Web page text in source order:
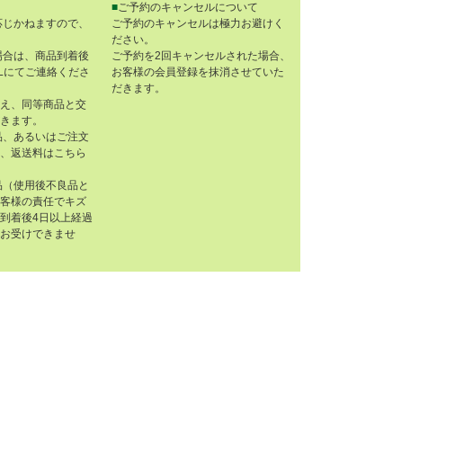
かねますので、
合は、商品到着後
てご連絡くださ
、同等商品と交
ます。
、あるいはご注文
返送料はこちら
使用後不良品と
様の責任でキズ
着後4日以上経過
受けできませ
■ご予約のキャンセルについて
ご予約のキャンセルは極力お避けく
ださい。
ご予約を2回キャンセルされた場合、
お客様の会員登録を抹消させていた
だきます。